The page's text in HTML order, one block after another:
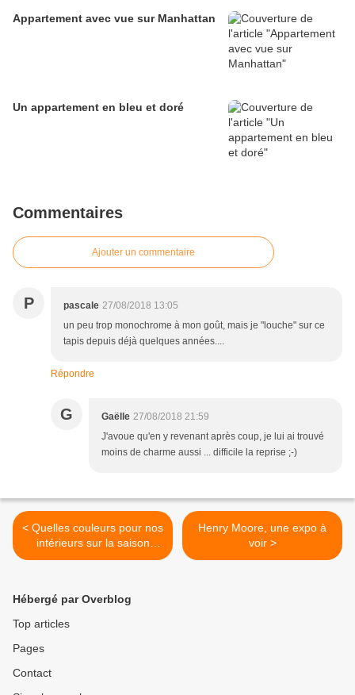
Appartement avec vue sur Manhattan
Un appartement en bleu et doré
Commentaires
Ajouter un commentaire
P pascale 27/08/2018 13:05
un peu trop monochrome à mon goût, mais je "louche" sur ce
tapis depuis déjà quelques années....
Répondre
G Gaëlle 27/08/2018 21:59
J'avoue qu'en y revenant après coup, je lui ai trouvé
moins de charme aussi ... difficile la reprise ;-)
< Quelles couleurs pour nos
intérieurs sur la saison
2018-2019 ?
Henry Moore, une expo à
voir >
Hébergé par Overblog
Top articles
Pages
Contact